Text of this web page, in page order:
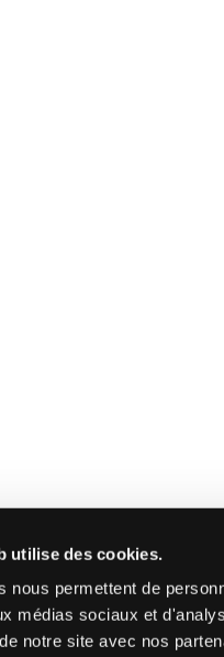
utilise des cookies.
nous permettent de
médias sociaux et
notre site avec nos